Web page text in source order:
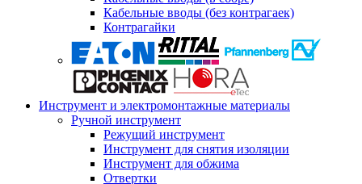
Кабельные вводы (без контрагаек)
Контрагайки
Инструмент и электромонтажные материалы
Ручной инструмент
Режущий инструмент
Инструмент для снятия изоляции
Инструмент для обжима
Отвертки